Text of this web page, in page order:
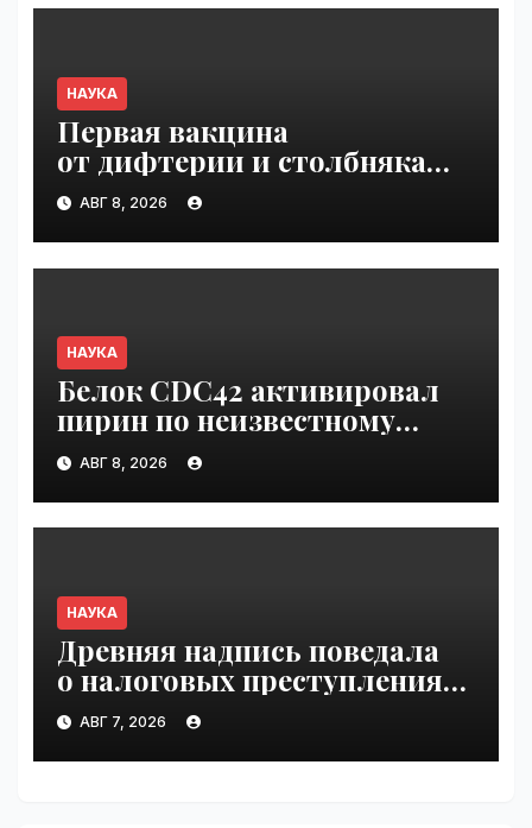
НАУКА
Первая вакцина
от дифтерии и столбняка
с хранением без
холодильника прошла
первую фазу испытаний |
VseTime.ru
АВГ 8, 2026
НАУКА
Белок CDC42 активировал
пирин по неизвестному
ранее механизму | VseTime.ru
АВГ 8, 2026
НАУКА
Древняя надпись поведала
о налоговых преступлениях |
VseTime.ru
АВГ 7, 2026